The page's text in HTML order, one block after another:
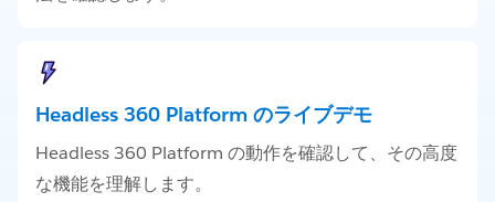
Headless 360 Platform のライブデモ
Headless 360 Platform の動作を確認して、その高度
な機能を理解します。